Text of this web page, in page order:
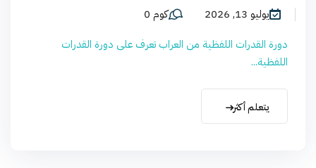
يوليو 13, 2026
كوم 0
دورة القدرات اللفظية من العراب تعرف على دورة القدرات
اللفظية...
يتعلم أكثر